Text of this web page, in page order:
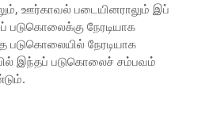
ஊர்காவல் படையினராலும் இப்
நேரடியாக
நேரடியாக
இந்தப் படுகொலைச் சம்பவம்